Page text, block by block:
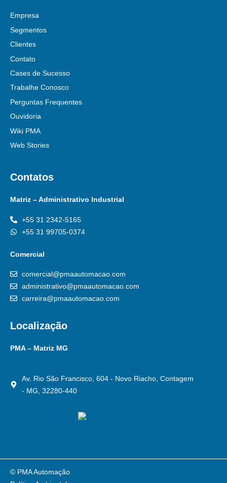
Empresa
Segmentos
Clientes
Contato
Cases de Sucesso
Trabalhe Conosco
Perguntas Frequentes
Ouvidoria
Wiki PMA
Web Stories
Contatos
Matriz – Administrativo Industrial
+55 31 2342-5165
+55 31 99705-0374
Comercial
comercial@pmaautomacao.com
administrativo@pmaautomacao.com
carreira@pmaautomacao.com
Localização
PMA – Matriz MG
Av. Rio São Francisco, 604 - Novo Riacho, Contagem
- MG, 32280-440
© PMA Automação